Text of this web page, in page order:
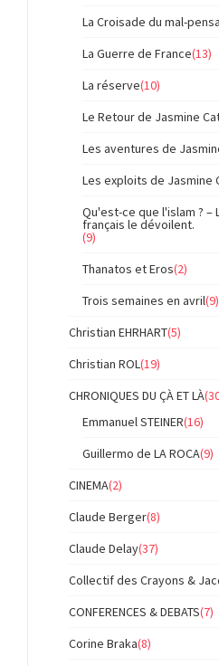
La Croisade du mal-
La Guerre de France(13)
La réserve(10)
Le Retour de Jasmine
Les aventures de
Les exploits de Jasmine
Qu'est-ce que l'islam ? –
français le dévoilent.
(9)
Thanatos et Eros(2)
Trois semaines en avril(9)
Christian EHRHART(5)
Christian ROL(19)
CHRONIQUES DU ÇÀ ET LÀ
Emmanuel STEINER(16)
Guillermo de LA ROCA(9)
CINEMA(2)
Claude Berger(8)
Claude Delay(37)
Collectif des Crayons &
CONFERENCES & DEBATS(7)
Corine Braka(8)